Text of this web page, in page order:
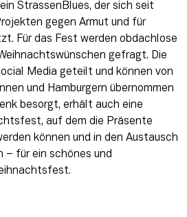
StrassenBlues, der sich seit
gegen Armut und für
Für das Fest werden obdachlose
gefragt. Die
Media geteilt und können von
und Hamburgern übernommen
besorgt, erhält auch eine
auf dem die Präsente
können und in den Austausch
– für ein schönes und